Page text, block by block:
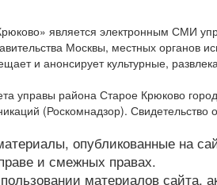
является электронным СМИ
Москвы, местных органов
и анонсирует культурные,
управы района Старое Крюково
(Роскомнадзор).
опубликованные на
и смежных правах.
материалов сайта,